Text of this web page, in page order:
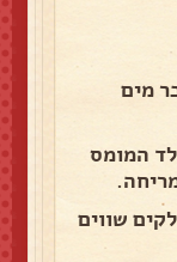
מים
המומס
שווים